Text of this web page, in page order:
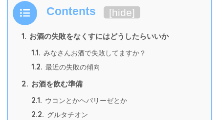
Contents [hide]
1. お酒の失敗をなくすにはどうしたらいいか
1.1. みなさんお酒で失敗してますか？
1.2. 最近の失敗の傾向
2. お酒を飲む準備
2.1. ウコンとかヘパリーゼとか
2.2. グルタチオン